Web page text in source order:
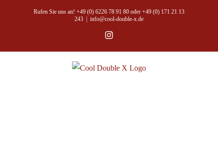
Rufen Sie uns an! +49 (0) 6226 78 91 80 oder +49 (0) 171 21 13
243
info@cool-double-x.de
Instagram